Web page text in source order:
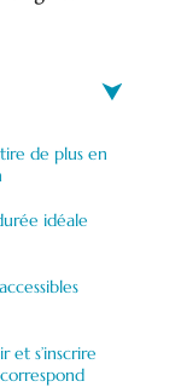
de plus en
idéale
et s’inscrire